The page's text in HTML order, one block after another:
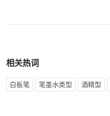
相关热词
白板笔 笔墨水类型 酒精型